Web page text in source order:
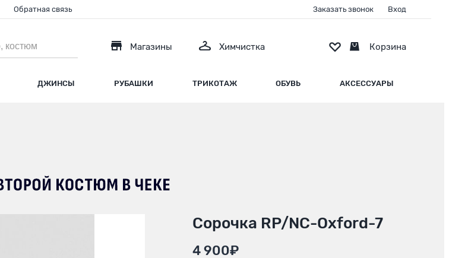
ДЖИНСЫ РУБАШКИ ТРИКОТАЖ ОБУВЬ АКСЕССУАРЫ
Магазины Химчистка
Обратная связь Заказать звонок Вход
Корзина
Сорочка RP/NC-Oxford-7
4 900₽